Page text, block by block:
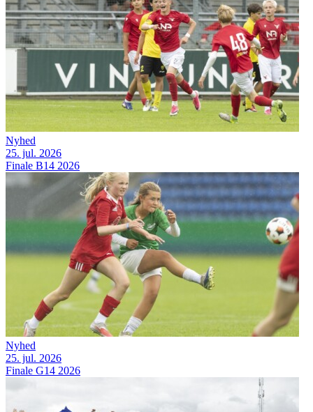
Nyhed
25. jul. 2026
Finale B14 2026
Nyhed
25. jul. 2026
Finale G14 2026